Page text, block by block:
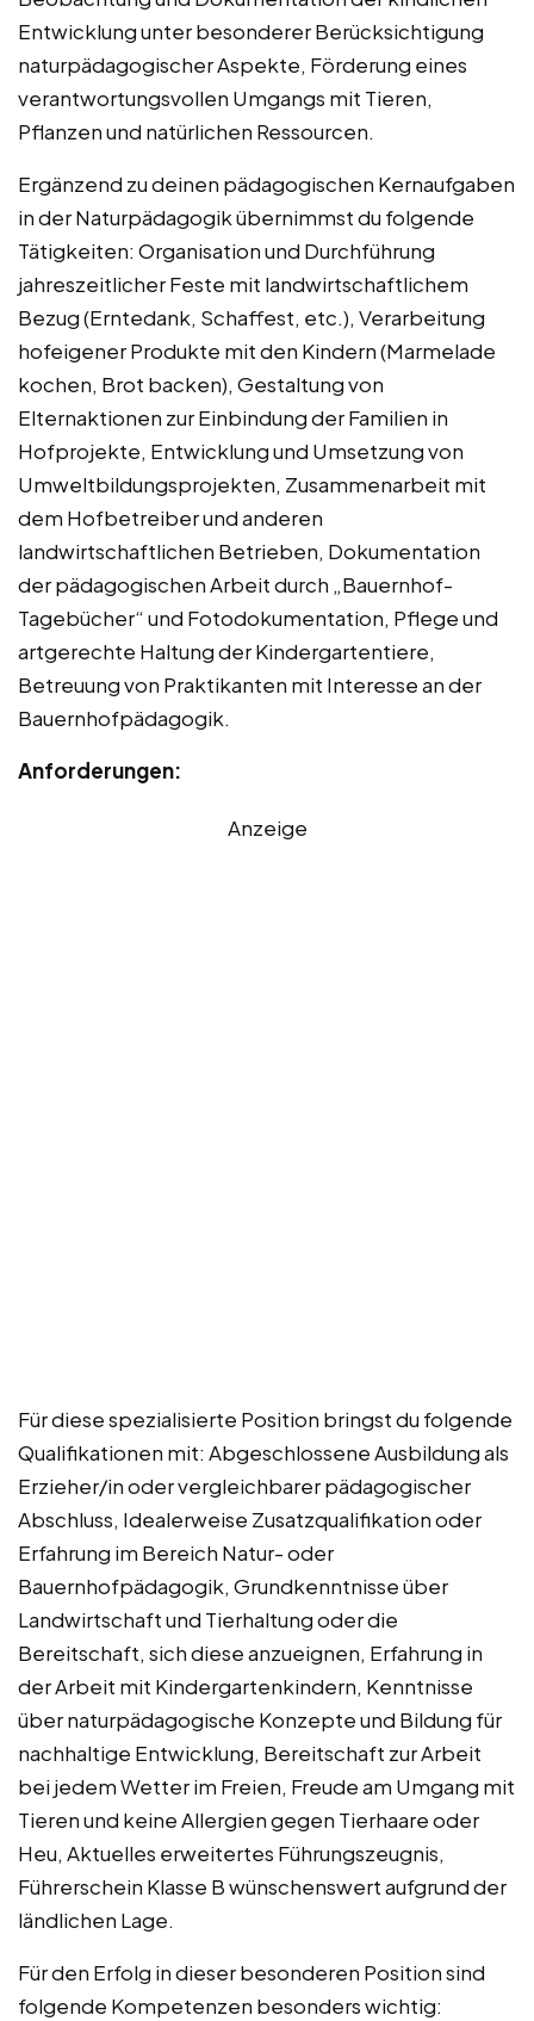
Entwicklung unter besonderer Berücksichtigung
naturpädagogischer Aspekte, Förderung eines
verantwortungsvollen Umgangs mit Tieren,
Pflanzen und natürlichen Ressourcen.
Ergänzend zu deinen pädagogischen Kernaufgaben
in der Naturpädagogik übernimmst du folgende
Tätigkeiten: Organisation und Durchführung
jahreszeitlicher Feste mit landwirtschaftlichem
Bezug (Erntedank, Schaffest, etc.), Verarbeitung
hofeigener Produkte mit den Kindern (Marmelade
kochen, Brot backen), Gestaltung von
Elternaktionen zur Einbindung der Familien in
Hofprojekte, Entwicklung und Umsetzung von
Umweltbildungsprojekten, Zusammenarbeit mit
dem Hofbetreiber und anderen
landwirtschaftlichen Betrieben, Dokumentation
der pädagogischen Arbeit durch „Bauernhof-
Tagebücher“ und Fotodokumentation, Pflege und
artgerechte Haltung der Kindergartentiere,
Betreuung von Praktikanten mit Interesse an der
Bauernhofpädagogik.
Anforderungen:
Anzeige
Für diese spezialisierte Position bringst du folgende
Qualifikationen mit: Abgeschlossene Ausbildung als
Erzieher/in oder vergleichbarer pädagogischer
Abschluss, Idealerweise Zusatzqualifikation oder
Erfahrung im Bereich Natur- oder
Bauernhofpädagogik, Grundkenntnisse über
Landwirtschaft und Tierhaltung oder die
Bereitschaft, sich diese anzueignen, Erfahrung in
der Arbeit mit Kindergartenkindern, Kenntnisse
über naturpädagogische Konzepte und Bildung für
nachhaltige Entwicklung, Bereitschaft zur Arbeit
bei jedem Wetter im Freien, Freude am Umgang mit
Tieren und keine Allergien gegen Tierhaare oder
Heu, Aktuelles erweitertes Führungszeugnis,
Führerschein Klasse B wünschenswert aufgrund der
ländlichen Lage.
Für den Erfolg in dieser besonderen Position sind
folgende Kompetenzen besonders wichtig: